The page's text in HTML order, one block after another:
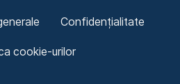
Confidențialitate
cookie-urilor